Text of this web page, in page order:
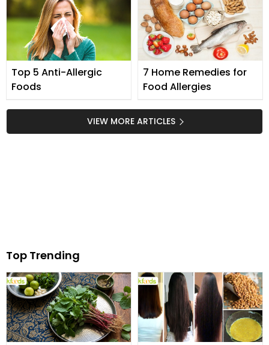
Top 5 Anti-Allergic
Foods
7 Home Remedies for
Food Allergies
VIEW MORE ARTICLES
Top Trending